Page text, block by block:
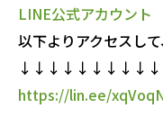
LINE公式アカウン
以下よりアクセスし
↓↓↓↓↓↓↓↓↓↓
https://lin.ee/